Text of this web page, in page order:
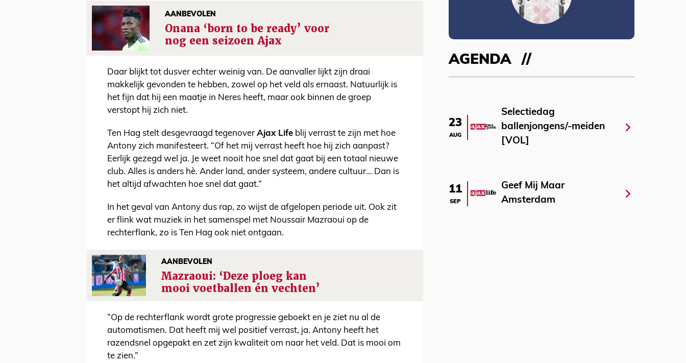
AANBEVOLEN
Onana ‘born to be ready’ voor
nog een seizoen Ajax
Daar blijkt tot dusver echter weinig van. De aanvaller lijkt zijn draai
makkelijk gevonden te hebben, zowel op het veld als ernaast. Natuurlijk is
het fijn dat hij een maatje in Neres heeft, maar ook binnen de groep
verstopt hij zich niet.
Ten Hag stelt desgevraagd tegenover Ajax Life blij verrast te zijn met hoe
Antony zich manifesteert. “Of het mij verrast heeft hoe hij zich aanpast?
Eerlijk gezegd wel ja. Je weet nooit hoe snel dat gaat bij een totaal nieuwe
club. Alles is anders hè. Ander land, ander systeem, andere cultuur… Dan is
het altijd afwachten hoe snel dat gaat.”
In het geval van Antony dus rap, zo wijst de afgelopen periode uit. Ook zit
er flink wat muziek in het samenspel met Noussair Mazraoui op de
rechterflank, zo is Ten Hag ook niet ontgaan.
AANBEVOLEN
Mazraoui: ‘Deze ploeg kan
mooi voetballen én vechten’
“Op de rechterflank wordt grote progressie geboekt en je ziet nu al de
automatismen. Dat heeft mij wel positief verrast, ja. Antony heeft het
razendsnel opgepakt en zet zijn kwaliteit om naar het veld. Dat is mooi om
te zien.”
AGENDA
23
AUG
Selectiedag
ballenjongens/-meiden
[VOL]
11
SEP
Geef Mij Maar
Amsterdam